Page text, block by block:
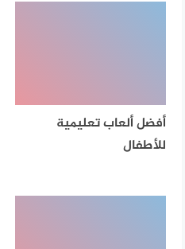
أفضل ألعاب تعليمية
للأطفال